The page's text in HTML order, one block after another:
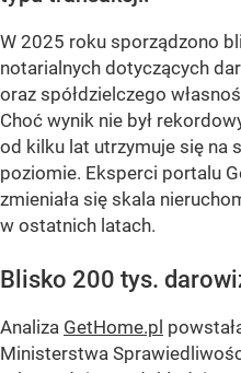
W 2025 roku sporządzono
notarialnych dotyczących
oraz spółdzielczego
Choć wynik nie był
od kilku lat utrzymuje się na
poziomie. Eksperci portalu
zmieniała się skala
w ostatnich latach.
Blisko 200 tys.
Analiza GetHome.pl
Ministerstwa